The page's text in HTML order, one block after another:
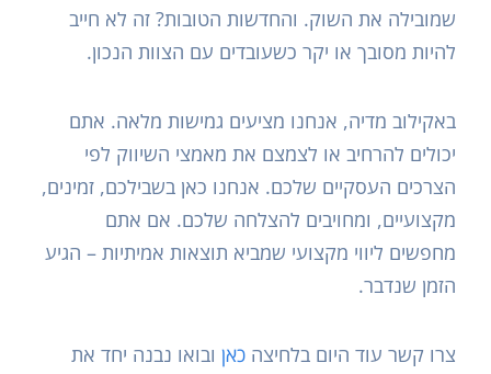
שמובילה את השוק. והחדשות הטובות? זה לא חייב
להיות מסובך או יקר כשעובדים עם הצוות הנכון.
באקילוב מדיה, אנחנו מציעים גמישות מלאה. אתם
יכולים להרחיב או לצמצם את מאמצי השיווק לפי
הצרכים העסקיים שלכם. אנחנו כאן בשבילכם, זמינים,
מקצועיים, ומחויבים להצלחה שלכם. אם אתם
מחפשים ליווי מקצועי שמביא תוצאות אמיתיות – הגיע
הזמן שנדבר.
צרו קשר עוד היום בלחיצהכאן ובואו נבנה יחד את